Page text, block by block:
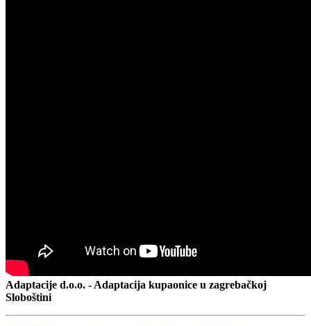
Adaptacije d.o.o. - Adaptacija kupaonice u zagrebačkoj
Sloboštini